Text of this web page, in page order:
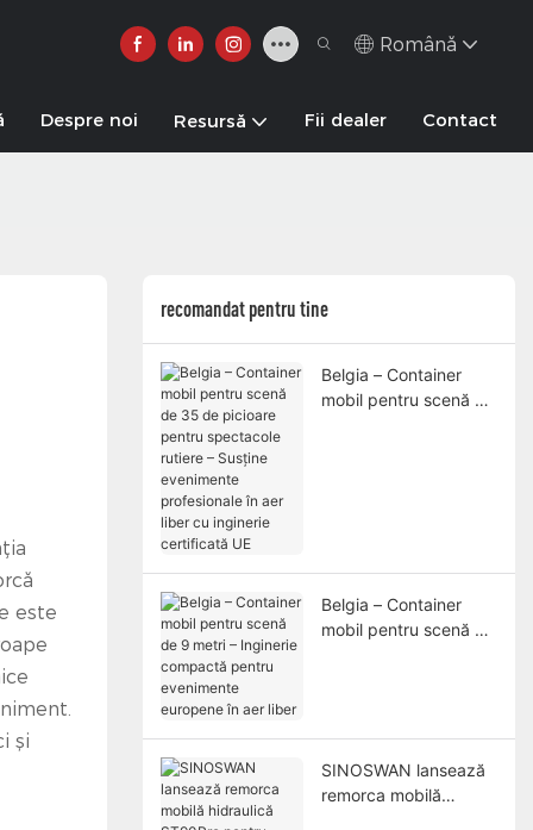
Română
Despre noi Resursă Fii dealer Contact
este
și
recomandat pentru tine
Belgia – Container
mobil pentru scenă de
Belgia – Container
mobil pentru scenă de
SINOSWAN lansează
remorca mobilă